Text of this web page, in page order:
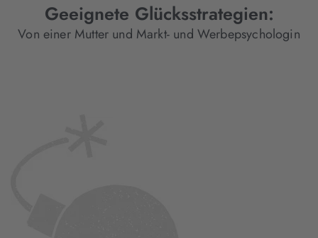
Geeignete Glücksstrategien:
Von einer Mutter und Markt- und Werbepsychologin